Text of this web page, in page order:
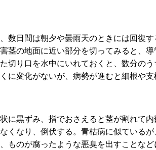
数日間は朝夕や曇雨天のときには回復
茎の地面に近い部分を切ってみると、
切り口を水中にいれておくと、数分の
に変化がないが、病勢が進むと細根や
に黒ずみ、指でおさえると茎が割れて
くなり、倒伏する。青枯病に似ている
ものが腐ったような悪臭を出すことな